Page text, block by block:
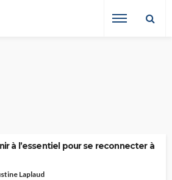
à l’essentiel pour se reconnecter à
Laplaud